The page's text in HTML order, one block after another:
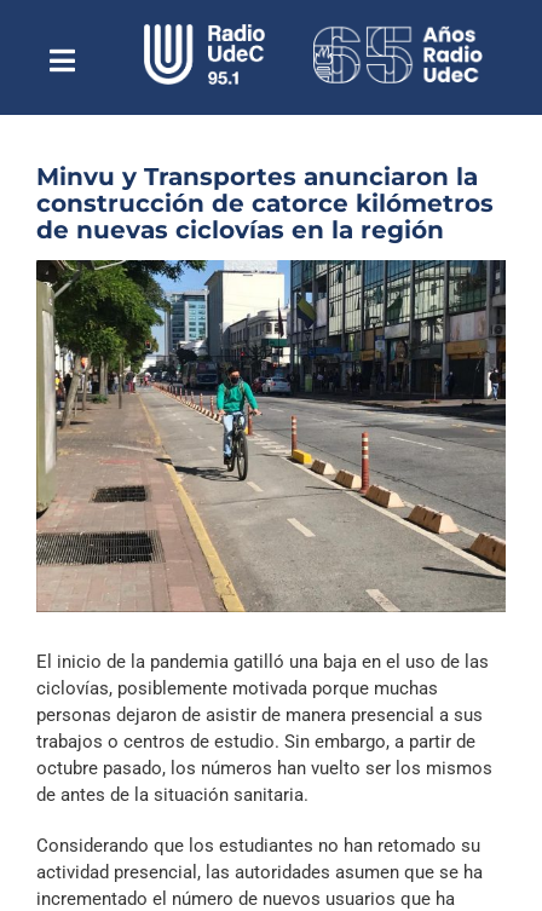
contenidoToggle
NavigationEscuchar Radio UdeC en vivo
Quiénes Somos
Programación
Podcast
Noticias
Reportajes
Columnas
Música Clásica
Especiales
Archivo Sonoro
Minvu y Transportes anunciaron la
construcción de catorce kilómetros
de nuevas ciclovías en la región
Ver
imagen
más
grande
El inicio de la pandemia gatilló una baja en el uso de las
ciclovías, posiblemente motivada porque muchas
personas dejaron de asistir de manera presencial a sus
trabajos o centros de estudio. Sin embargo, a partir de
octubre pasado, los números han vuelto ser los mismos
de antes de la situación sanitaria.
Considerando que los estudiantes no han retomado su
actividad presencial, las autoridades asumen que se ha
incrementado el número de nuevos usuarios que ha